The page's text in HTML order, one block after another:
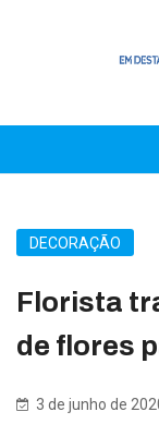
DECORAÇÃO
Florista
de flores
3 de junho de